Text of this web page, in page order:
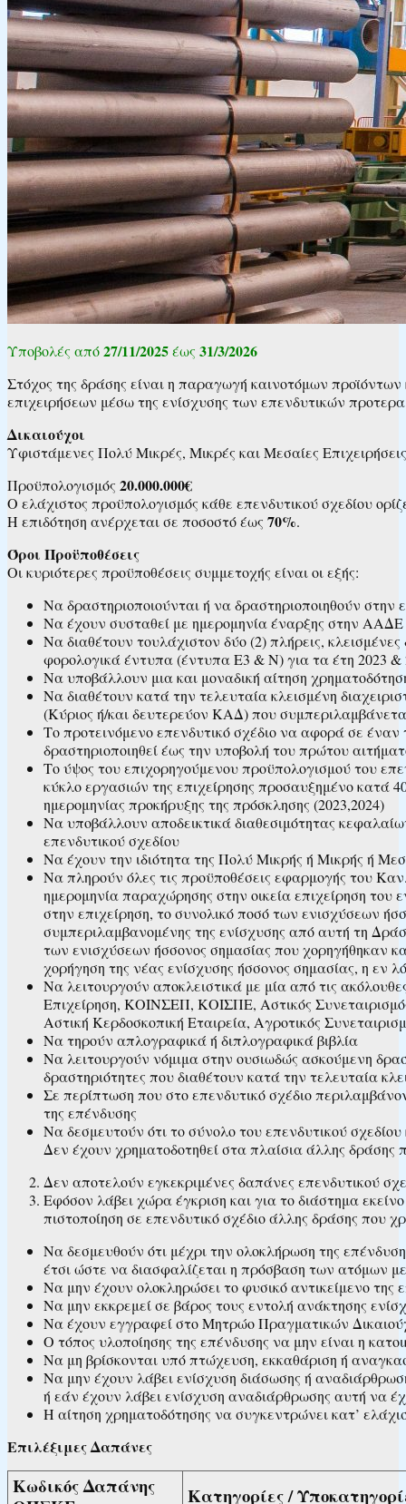
Υποβολές από27/11/2025έως 31/3/2026
Στόχος της δράσης είναι η παραγωγή καινοτόμων
επιχειρήσεων μέσω της ενίσχυσης των επενδυτικών
Δικαιούχοι
Υφιστάμενες Πολύ Μικρές, Μικρές και Μεσαίες
Προϋπολογισμός 20.000.000€
Ο ελάχιστος προϋπολογισμός κάθε επενδυτικού σχεδίου
Η επιδότηση ανέρχεται σε ποσοστό έως 70%.
Όροι Προϋποθέσεις
Οι κυριότερες προϋποθέσεις συμμετοχής είναι οι εξής:
Να δραστηριοποιούνται ή να δραστηριοποιηθούν
Να έχουν συσταθεί με ημερομηνία έναρξης στην ΑΑΔΕ
Να διαθέτουν τουλάχιστον δύο (2) πλήρεις,
φορολογικά έντυπα (έντυπα Ε3 & Ν) για τα έτη 2023
Να υποβάλλουν μια και μοναδική αίτηση
Να διαθέτουν κατά την τελευταία κλεισμένη
(Κύριος ή/και δευτερεύον ΚΑΔ) που
Το προτεινόμενο επενδυτικό σχέδιο να αφορά σε έναν
δραστηριοποιηθεί έως την υποβολή του πρώτου
Το ύψος του επιχορηγούμενου προϋπολογισμού του
κύκλο εργασιών της επιχείρησης προσαυξημένο κατά
ημερομηνίας προκήρυξης της πρόσκλησης (2023,2024)
Να υποβάλλουν αποδεικτικά διαθεσιμότητας
επενδυτικού σχεδίου
Να έχουν την ιδιότητα της Πολύ Μικρής ή Μικρής ή
Να πληρούν όλες τις προϋποθέσεις εφαρμογής του
ημερομηνία παραχώρησης στην οικεία επιχείρηση του
στην επιχείρηση, το συνολικό ποσό των ενισχύσεων
συμπεριλαμβανομένης της ενίσχυσης από αυτή τη
των ενισχύσεων ήσσονος σημασίας που χορηγήθηκαν
χορήγηση της νέας ενίσχυσης ήσσονος σημασίας, η εν
Να λειτουργούν αποκλειστικά με μία από τις
Επιχείρηση, ΚΟΙΝΣΕΠ, ΚΟΙΣΠΕ, Αστικός
Αστική Κερδοσκοπική Εταιρεία, Αγροτικός
Nα τηρούν απλογραφικά ή διπλογραφικά βιβλία
Να λειτουργούν νόμιμα στην ουσιωδώς ασκούμενη
δραστηριότητες που διαθέτουν κατά την τελευταία
Σε περίπτωση που στο επενδυτικό σχέδιο
της επένδυσης
Να δεσμευτούν ότι το σύνολο του επενδυτικού
Δεν έχουν χρηματοδοτηθεί στα πλαίσια άλλης δράσης
Δεν αποτελούν εγκεκριμένες δαπάνες επενδυτικού
Εφόσον λάβει χώρα έγκριση και για το διάστημα
πιστοποίηση σε επενδυτικό σχέδιο άλλης δράσης που
Να δεσμευθούν ότι μέχρι την ολοκλήρωση της
έτσι ώστε να διασφαλίζεται η πρόσβαση των ατόμων
Να μην έχουν ολοκληρώσει το φυσικό αντικείμενο
Να μην εκκρεμεί σε βάρος τους εντολή ανάκτησης
Να έχουν εγγραφεί στο Μητρώο Πραγματικών
Ο τόπος υλοποίησης της επένδυσης να μην είναι η
Να μη βρίσκονται υπό πτώχευση, εκκαθάριση ή
Να μην έχουν λάβει ενίσχυση διάσωσης ή
ή εάν έχουν λάβει ενίσχυση αναδιάρθρωσης αυτή να
Η αίτηση χρηματοδότησης να συγκεντρώνει κατ’
Επιλέξιμες Δαπάνες
Κωδικός Δαπάνης
Κατηγορίες /